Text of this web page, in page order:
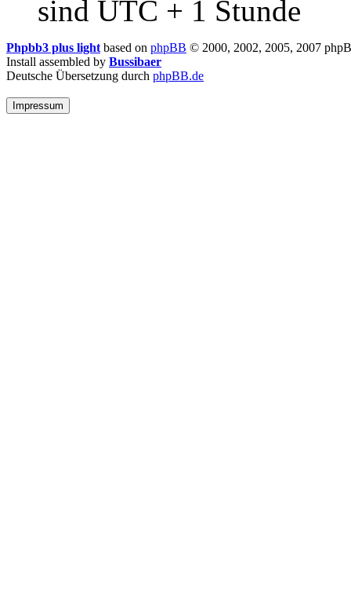
sind UTC + 1 Stunde
Phpbb3 plus light based on phpBB © 2000, 2002, 2005, 2007
Install assembled by Bussibaer
Deutsche Übersetzung durch phpBB.de